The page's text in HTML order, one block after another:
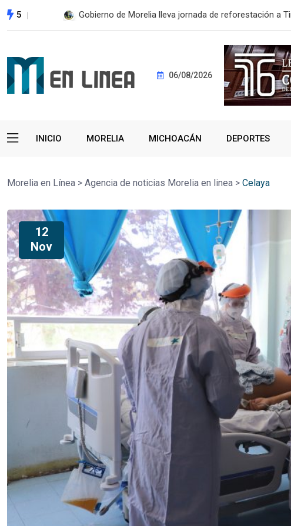
5 Gobierno de Morelia lleva jornada de reforestación a
06/08/2026
INICIO MORELIA MICHOACÁN DEPORTES
Morelia en Línea > Agencia de noticias Morelia en linea > Celaya
12
Nov